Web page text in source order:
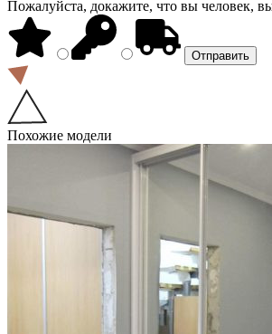
Пожалуйста, докажите, что вы человек,
Похожие модели